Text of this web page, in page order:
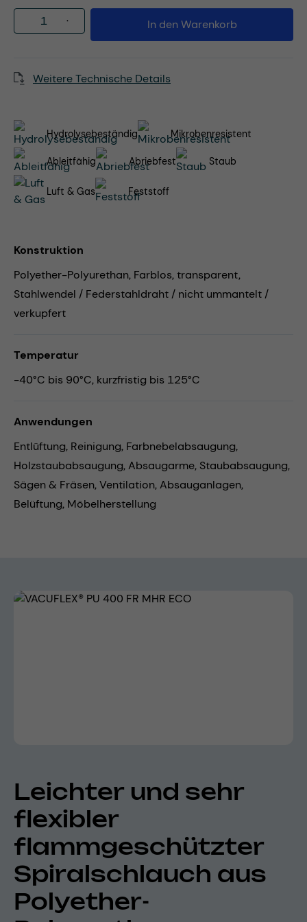
Produkt Anzahl: Gib den gewünschten
In den Warenkorb
Weitere Technische Details
Hydrolysebeständig Mikrobenresistent
Ableitfähig Abriebfest Staub
Luft & Gas Feststoff
Konstruktion
Polyether-Polyurethan, Farblos, transparent,
Stahlwendel / Federstahldraht / nicht ummantelt /
verkupfert
Temperatur
-40°C bis 90°C, kurzfristig bis 125°C
Anwendungen
Entlüftung, Reinigung, Farbnebelabsaugung,
Holzstaubabsaugung,Absaugarme, Staubabsaugung,
Sägen & Fräsen,Ventilation,Absauganlagen,
Belüftung, Möbelherstellung
Bildergalerie überspringen
Leichter und sehr
flexibler
flammgeschützter
Spiralschlauch aus
Polyether-